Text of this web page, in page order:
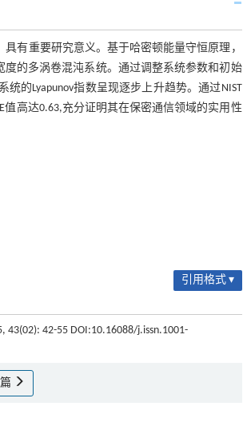
有重要研究意义。基于哈密顿能量守恒原理，
的多涡卷混沌系统。通过调整系统参数和初始
的Lyapunov指数呈现逐步上升趋势。通过NIST
高达0.63,充分证明其在保密通信领域的实用性
引用格式 ▾
43(02): 42-55 DOI:10.16088/j.issn.1001-